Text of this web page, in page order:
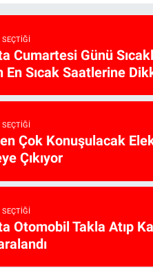
Cumartesi Günü
En Sıcak Saatlerine
SEÇTIĞI
Çok Konuşulacak
Çıkıyor
Otomobil Takla Atıp